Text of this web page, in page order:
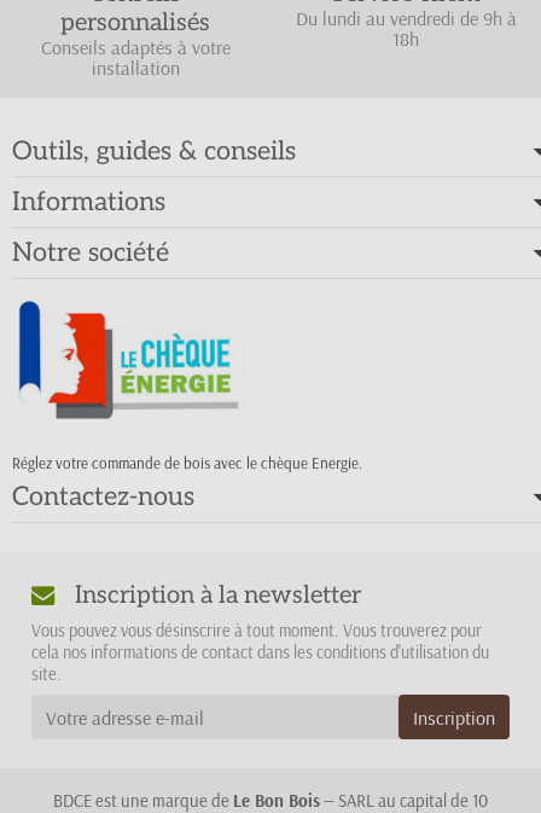
personnalisés
Conseils adaptés à votre
installation
Du lundi au vendredi de 9h à
18h
Outils, guides & conseils
Informations
Notre société
Réglez votre commande de bois avec le chèque Energie.
Contactez-nous
Inscription à la newsletter
Vous pouvez vous désinscrire à tout moment. Vous trouverez pour
cela nos informations de contact dans les conditions d'utilisation du
site.
BDCE est une marque de Le Bon Bois— SARL au capital de 10